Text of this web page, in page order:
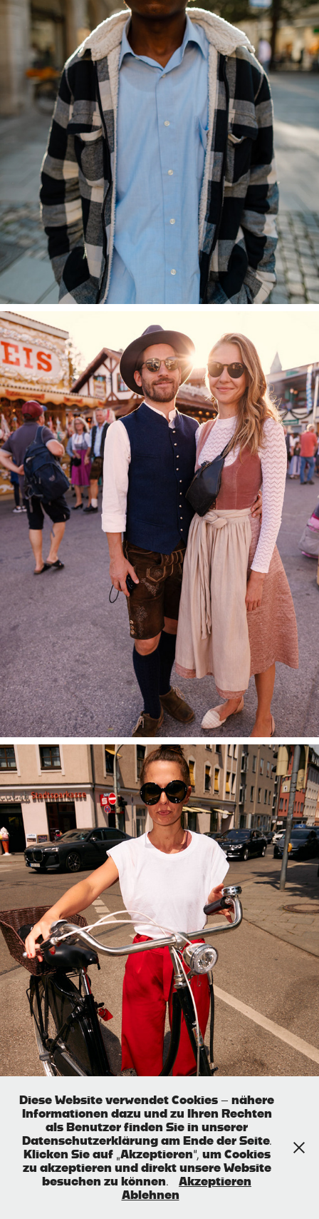
MUNICH
September, 2023
ROSENHEIM
September, 2023
MUNICH
June, 2023
Diese Website verwendet Cookies – nähere
Informationen dazu und zu Ihren Rechten
als Benutzer finden Sie in unserer
Datenschutzerklärung am Ende der Seite.
Klicken Sie auf „Akzeptieren“, um Cookies
zu akzeptieren und direkt unsere Website
besuchen zu können.
Akzeptieren
Ablehnen